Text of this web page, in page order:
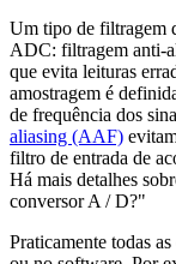
Um tipo de filtragem
ADC: filtragem anti-
que evita leituras
amostragem é
de frequência dos
aliasing (AAF)
filtro de entrada de
Há mais detalhes
conversor A / D?"
Praticamente todas